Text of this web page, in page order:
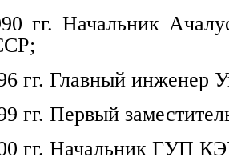
гг. Начальник
гг. Главный
гг. Первый
гг. Начальник ГУП